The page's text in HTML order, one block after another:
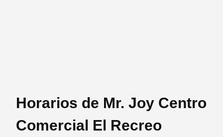
Horarios de Mr. Joy Centro
Comercial El Recreo